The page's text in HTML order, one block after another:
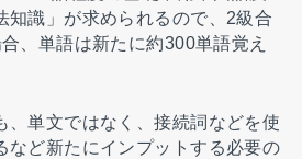
知識」が求められるので、2級合
、単語は新たに約300単語覚え
、単文ではなく、接続詞などを使
など新たにインプットする必要の